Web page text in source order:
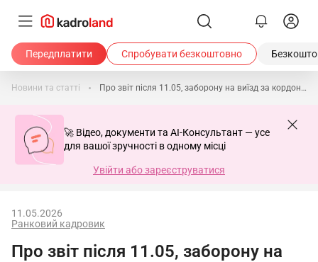
Передплатити Спробувати безкоштовно
Новини та статті Про звіт після 11.05, заборону на виїзд за кордон, штрафи за ВО, скасування критичності, листи ТЦК для ФОПів, підсумки тижня🙋‍♀️ Ранковий кадровик від 11.05.2026
🚀 Відео, документи та AI-Консультант — усе
для вашої зручності в одному місці
Увійти або зареєструватися
Ранковий кадровик
11.05.2026
Про звіт після 11.05, заборону на